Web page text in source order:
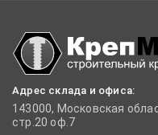
Адрес склада и офиса:
143000, Московская
стр.20 оф.7